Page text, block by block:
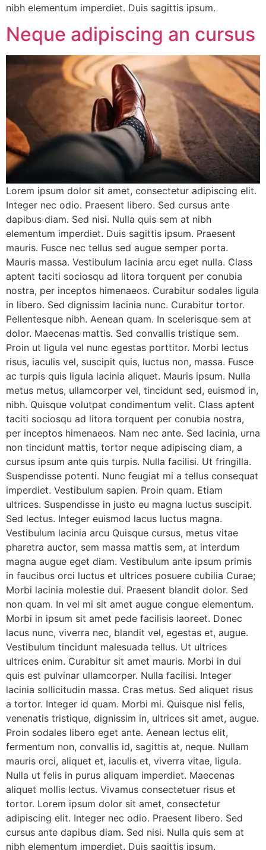
nibh elementum imperdiet. Duis sagittis ipsum.
Neque adipiscing an cursus
Lorem ipsum dolor sit amet, consectetur adipiscing elit.
Integer nec odio. Praesent libero. Sed cursus ante
dapibus diam. Sed nisi. Nulla quis sem at nibh
elementum imperdiet. Duis sagittis ipsum. Praesent
mauris. Fusce nec tellus sed augue semper porta.
Mauris massa. Vestibulum lacinia arcu eget nulla. Class
aptent taciti sociosqu ad litora torquent per conubia
nostra, per inceptos himenaeos. Curabitur sodales ligula
in libero. Sed dignissim lacinia nunc. Curabitur tortor.
Pellentesque nibh. Aenean quam. In scelerisque sem at
dolor. Maecenas mattis. Sed convallis tristique sem.
Proin ut ligula vel nunc egestas porttitor. Morbi lectus
risus, iaculis vel, suscipit quis, luctus non, massa. Fusce
ac turpis quis ligula lacinia aliquet. Mauris ipsum. Nulla
metus metus, ullamcorper vel, tincidunt sed, euismod in,
nibh. Quisque volutpat condimentum velit. Class aptent
taciti sociosqu ad litora torquent per conubia nostra,
per inceptos himenaeos. Nam nec ante. Sed lacinia, urna
non tincidunt mattis, tortor neque adipiscing diam, a
cursus ipsum ante quis turpis. Nulla facilisi. Ut fringilla.
Suspendisse potenti. Nunc feugiat mi a tellus consequat
imperdiet. Vestibulum sapien. Proin quam. Etiam
ultrices. Suspendisse in justo eu magna luctus suscipit.
Sed lectus. Integer euismod lacus luctus magna.
Vestibulum lacinia arcu Quisque cursus, metus vitae
pharetra auctor, sem massa mattis sem, at interdum
magna augue eget diam. Vestibulum ante ipsum primis
in faucibus orci luctus et ultrices posuere cubilia Curae;
Morbi lacinia molestie dui. Praesent blandit dolor. Sed
non quam. In vel mi sit amet augue congue elementum.
Morbi in ipsum sit amet pede facilisis laoreet. Donec
lacus nunc, viverra nec, blandit vel, egestas et, augue.
Vestibulum tincidunt malesuada tellus. Ut ultrices
ultrices enim. Curabitur sit amet mauris. Morbi in dui
quis est pulvinar ullamcorper. Nulla facilisi. Integer
lacinia sollicitudin massa. Cras metus. Sed aliquet risus
a tortor. Integer id quam. Morbi mi. Quisque nisl felis,
venenatis tristique, dignissim in, ultrices sit amet, augue.
Proin sodales libero eget ante. Aenean lectus elit,
fermentum non, convallis id, sagittis at, neque. Nullam
mauris orci, aliquet et, iaculis et, viverra vitae, ligula.
Nulla ut felis in purus aliquam imperdiet. Maecenas
aliquet mollis lectus. Vivamus consectetuer risus et
tortor. Lorem ipsum dolor sit amet, consectetur
adipiscing elit. Integer nec odio. Praesent libero. Sed
cursus ante dapibus diam. Sed nisi. Nulla quis sem at
nibh elementum imperdiet. Duis sagittis ipsum.